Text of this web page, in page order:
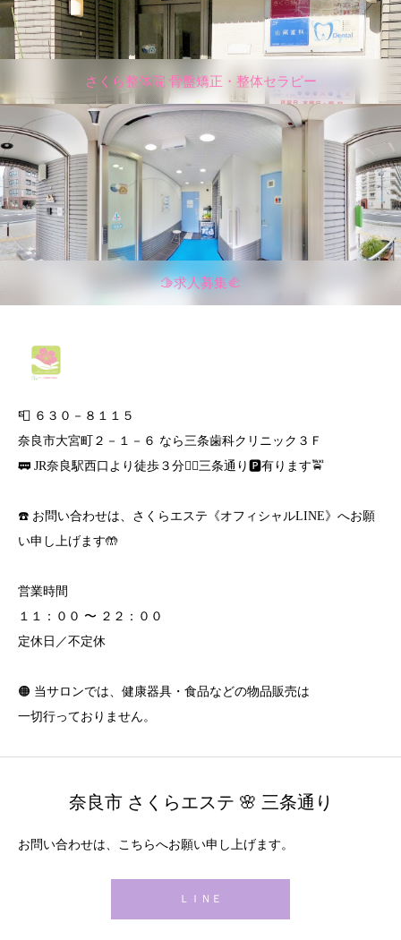
さくら整体院 骨盤矯正・整体セラピー
🫱求人募集🫲
📮 ６３０－８１１５
奈良市大宮町２－１－６ なら三条歯科クリニック３Ｆ
🚃 JR奈良駅西口より徒歩３分🚶‍♀️三条通り🅿️有ります🚖
☎️ お問い合わせは、さくらエステ《オフィシャルLINE》へお願
い申し上げます🤲
営業時間
１１：００ 〜 ２２：００
定休日／不定休
🟠 当サロンでは、健康器具・食品などの物品販売は
一切行っておりません。
奈良市 さくらエステ 🌸 三条通り
お問い合わせは、こちらへお願い申し上げます。
ＬＩＮＥ